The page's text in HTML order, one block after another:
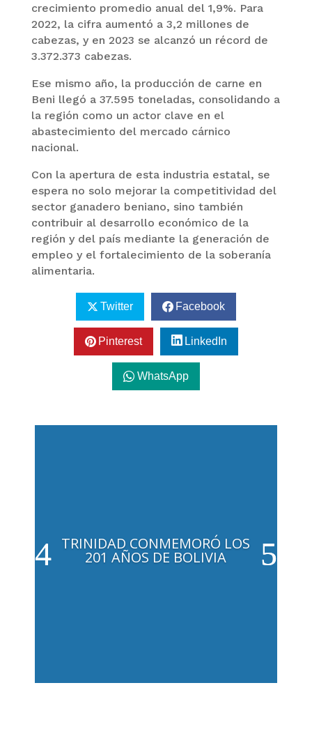
crecimiento promedio anual del 1,9%. Para
2022, la cifra aumentó a 3,2 millones de
cabezas, y en 2023 se alcanzó un récord de
3.372.373 cabezas.
Ese mismo año, la producción de carne en
Beni llegó a 37.595 toneladas, consolidando a
la región como un actor clave en el
abastecimiento del mercado cárnico
nacional.
Con la apertura de esta industria estatal, se
espera no solo mejorar la competitividad del
sector ganadero beniano, sino también
contribuir al desarrollo económico de la
región y del país mediante la generación de
empleo y el fortalecimiento de la soberanía
alimentaria.
Twitter Facebook
Pinterest LinkedIn
WhatsApp
TRINIDAD CONMEMORÓ LOS
201 AÑOS DE BOLIVIA